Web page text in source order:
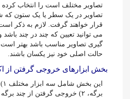
تصاویر مختلف است را انتخاب
تصاویر در یک سطر یا یک ستون که
قرار خواهند گرفت. لازم به ذکر است
می توانید تعیین که چند در چند باشد
گیری تصاویر مناسب باشد بهتر است
حالت اصلی خود نیز یکسان باشند.
بخش ابزارهای خروجی گرفتن از